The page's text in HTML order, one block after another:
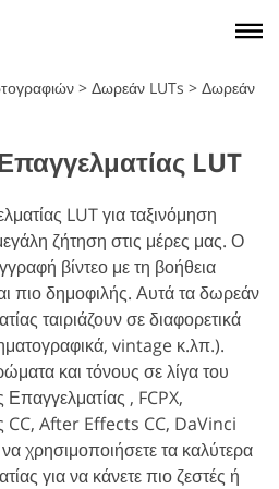
> Δωρεάν LUTs > Δωρεάν
LUT
LUT για ταξινόμηση
ζήτηση στις μέρες μας. Ο
βίντεο με τη βοήθεια
πιο δημοφιλής. Αυτά τα δωρεάν
ταιριάζουν σε διαφορετικά
vintage κ.λπ.).
και τόνους σε λίγα του
, FCPX,
CC, After Effects CC, DaVinci
χρησιμοποιήσετε τα καλύτερα
για να κάνετε πιο ζεστές ή